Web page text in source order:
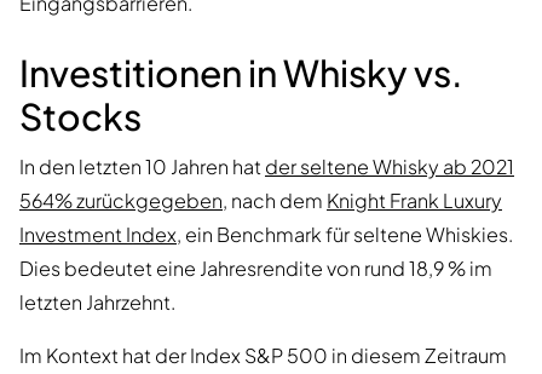
Investitionen in Whisky vs.
Stocks
In den letzten 10 Jahren hat der seltene Whisky ab 2021
564% zurückgegeben, nach dem Knight Frank Luxury
Investment Index, ein Benchmark für seltene Whiskies.
Dies bedeutet eine Jahresrendite von rund 18,9 % im
letzten Jahrzehnt.
Im Kontext hat der Index S&P 500 in diesem Zeitraum